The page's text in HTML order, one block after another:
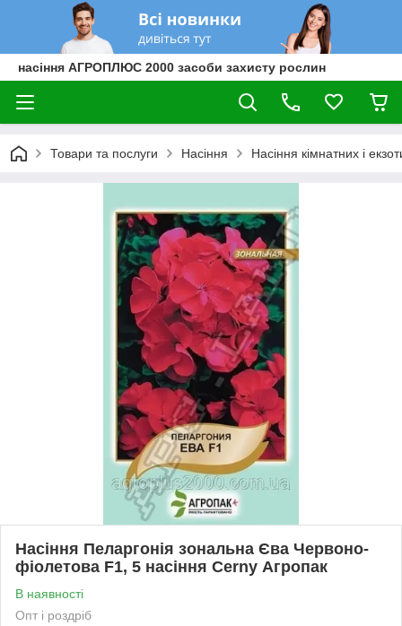
насіння АГРОПЛЮС 2000 засоби захисту рослин
Товари та послуги Насіння Насіння кімнатних і
Насіння Пеларгонія зональна Єва Червоно-
фіолетова F1, 5 насіння Cerny Агропак
В наявності
Опт і роздріб